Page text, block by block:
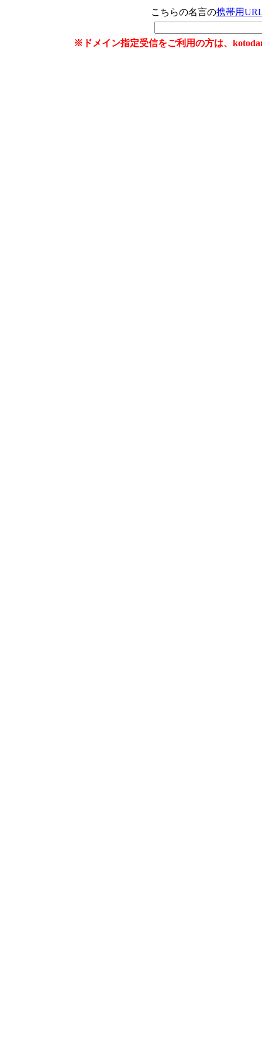
こちらの名言の携帯用
※ドメイン指定受信をご利用の方は、